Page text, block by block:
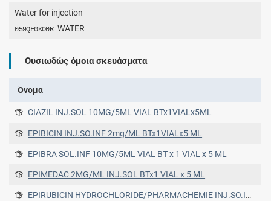
Water for injection
059QF0KO0R WATER
Ουσιωδώς όμοια σκευάσματα
Όνομα
CIAZIL INJ.SOL 10MG/5ML VIAL BTx1VIALx5ML
EPIBICIN INJ.SO.INF 2mg/ML BTx1VIALx5 ML
EPIBRA SOL.INF 10MG/5ML VIAL BT x 1 VIAL x 5 ML
EPIMEDAC 2MG/ML INJ.SOL BTx1 VIAL x 5 ML
EPIRUBICIN HYDROCHLORIDE/PHARMACHEMIE INJ.SO.INF 2MG/ML BT x 1 VIAL x 5 ML